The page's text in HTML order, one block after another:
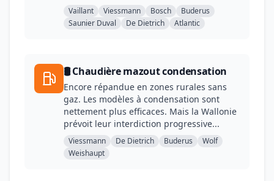
Vaillant Viessmann Bosch
Buderus
Saunier Duval
De Dietrich Atlantic
🛢️ Chaudière mazout condensation
Encore répandue en zones rurales sans
gaz. Les modèles à condensation sont
nettement plus efficaces. Mais la Wallonie
prévoit leur interdiction progressive...
Viessmann De Dietrich Buderus
Wolf
Weishaupt